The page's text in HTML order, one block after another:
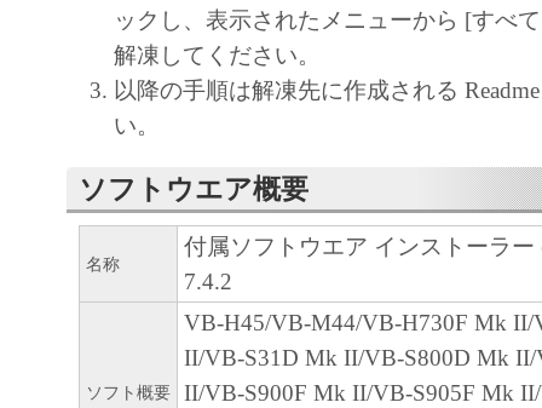
使用許諾
キヤノンは、お客様に対し、キヤ
クカメラとともに使用することを
のコンピュータにおいてのみ、「
ア」を使用（「本契約」において
ウェア」をコンピュータの記憶媒
ルすること、アクセスすること、
ことのいずれも含むものとします
譲渡不能、且つ移転不能の非独占
す。
ックし、表示されたメニューから [すべ
解凍してください。
以降の手順は解凍先に作成される
い。
ソフトウエア概要
名称
付属ソフトウエア インストーラー
7.4.2
ソフト概要
VB-H45/VB-M44/VB-H730F Mk II/
II/VB-S31D Mk II/VB-S800D Mk
II/VB-S900F Mk II/VB-S905F Mk